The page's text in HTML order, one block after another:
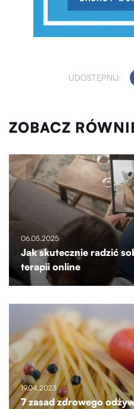
UDOSTĘPNIJ:
ZOBACZ
06.05.2025
Jak skutecznie radzić
terapii online
19.04.2023
7 zasad zdrowego